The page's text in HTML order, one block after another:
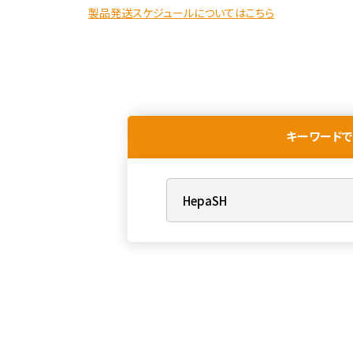
製品発送スケジュールについてはこちら
キーワード